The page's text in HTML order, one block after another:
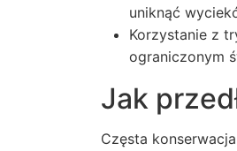
uniknąć
Korzystanie z
ograniczonym
Jak
Częsta